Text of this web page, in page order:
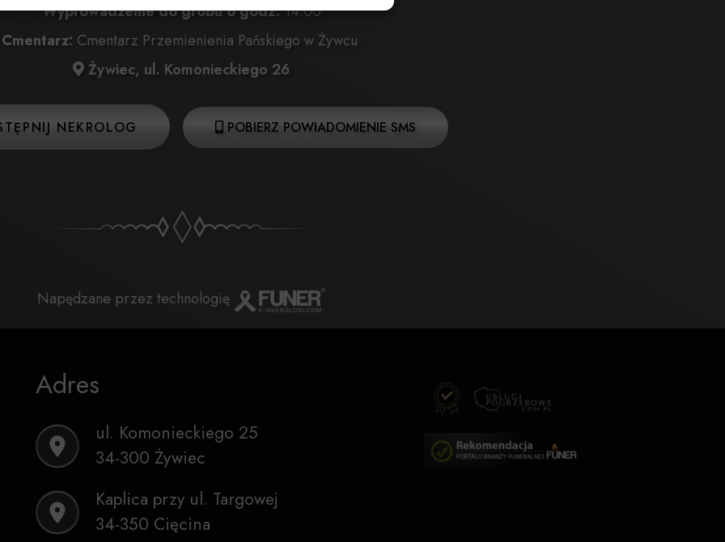
Wyprowadzenie do grobu o godz.14:00
Cmentarz: Cmentarz Przemienienia Pańskiego w Żywcu
Żywiec, ul. Komonieckiego 26
NEKROLOG POBIERZ POWIADOMIENIE SMS
Napędzane przez technologię
Adres
ul. Komonieckiego 25
34-300 Żywiec
Kaplica przy ul. Targowej
34-350 Cięcina